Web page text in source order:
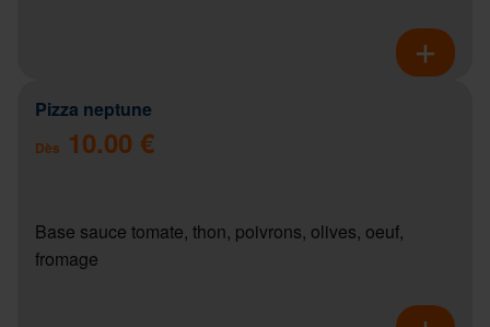
Pizza neptune
Dès 10.00 €
Base sauce tomate, thon, poivrons, olives, oeuf,
fromage